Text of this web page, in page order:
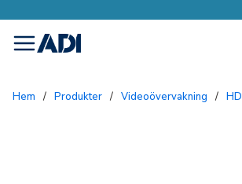
menu
Hem / Produkter / Videoövervakning /